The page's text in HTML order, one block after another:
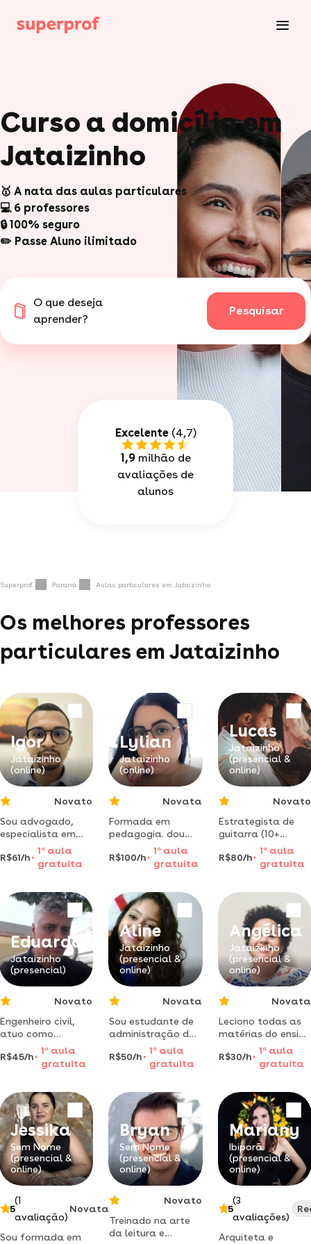
Curso a domicílio em
Jataizinho
🥇 A nata das aulas particulares
💻 6 professores
🔒 100% seguro
✏️ Passe Aluno ilimitado
O que deseja
aprender?
Pesquisar
Excelente(4,7)
1,9milhão de
avaliações de
alunos
Superprof Paraná Aulas particulares em Jataizinho
Os melhores professores
particulares em Jataizinho
Igor
Jataizinho
(online)
Novato
Sou advogado,
especialista em
linguagem e
estudante de
letras português e
R$61/h
1 a aula
gratuita
Lylian
Jataizinho
(online)
Novata
Formada em
pedagogia. dou
aulas particulares
ensino
fundamental i.
usada: tra
R$100/h
1 a aula
gratuita
Lucas
Jataizinho
(presencial &
online)
Novato
Estrategista de
guitarra (10+
seus estudos e
cursos externos em
lógico. foco em
microetapas para
eliminar lacunas
técnicas e vícios.
método
personalista: do
básico ao
R$80/h
1 aaula
gratuita
Eduardo
Jataizinho
(presencial)
Novato
Engenheiro civil,
atuo como
professor
particular de
matemática para
fundamental.
R$45/h
1 aaula
gratuita
Aline
Jataizinho
(presencial &
online)
Novata
Sou estudante de
administração de
empresas
3°semestre dou
aulas de reforço
londrina ,
jataizinho e ibiporã
, paraná
R$50/h
1 a aula
gratuita
Angélica
Jataizinho
(presencial &
online)
Novata
Leciono todas as
matérias do ensino
fundamental 1.
formada no nível
médio do
pedagogia e
historia. pós
graduada em:
psicopedagogia,
psicomotricidade.
R$30/h
1 aaula
gratuita
Jessika
Sem Nome
(presencial &
online)
5
(1
avaliação)
Novata
Sou formada em
Bryan
Sem Nome
(presencial &
online)
Novato
Treinado na arte
da leitura e
Mariany
Ibiporã
(presencial &
online)
5
(3
avaliações)
Arquiteta e